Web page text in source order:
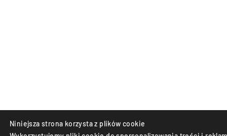
Niniejsza strona korzysta z plików cookie